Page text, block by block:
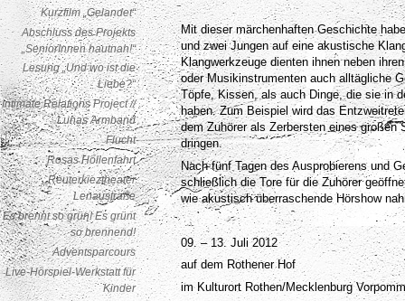
Mit dieser märchenhaften Geschichte
und zwei Jungen auf eine akustische
Klangwerkzeuge dienten ihnen neben
oder Musikinstrumenten auch alltägliche
Töpfe, Kissen, als auch Dinge, die sie in
haben. Zum Beispiel wird das
dem Zuhörer als Zerbersten eines großen
dringen.
Nach fünf Tagen des Ausprobierens und
schließlich die Tore für die Zuhörer
wie akustisch überraschende Hörshow
09. – 13. Juli 2012
auf dem Rothener Hof
im Kulturort Rothen/Mecklenburg
Kurzfilm „Gelandet“
Abschluss des Projekts
„SeniorInnen hautnah!“
Lesung „Und wo ist die
Liebe?“
Intimate Relations Project //
Lunas Armband
Flucht
Rosas Höllenfahrt
Reuterkieztheater
Lenaustraße
Es brennt so grün! Es grünt
so brennend!
Adventsparcours
Live-Hörspiel-Werkstatt für
Kinder